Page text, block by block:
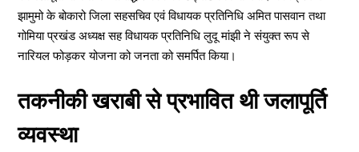
झामुमो के बोकारो जिला सहसचिव एवं विधायक प्रतिनिधि अमित पासवान तथा
गोमिया प्रखंड अध्यक्ष सह विधायक प्रतिनिधि लुदू मांझी ने संयुक्त रूप से
नारियल फोड़कर योजना को जनता को समर्पित किया।
तकनीकी खराबी से प्रभावित थी जलापूर्ति
व्यवस्था